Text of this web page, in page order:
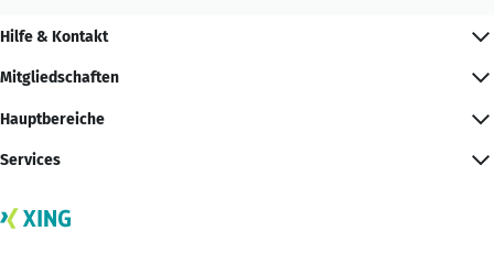
Hilfe & Kontakt
Mitgliedschaften
Hauptbereiche
Services